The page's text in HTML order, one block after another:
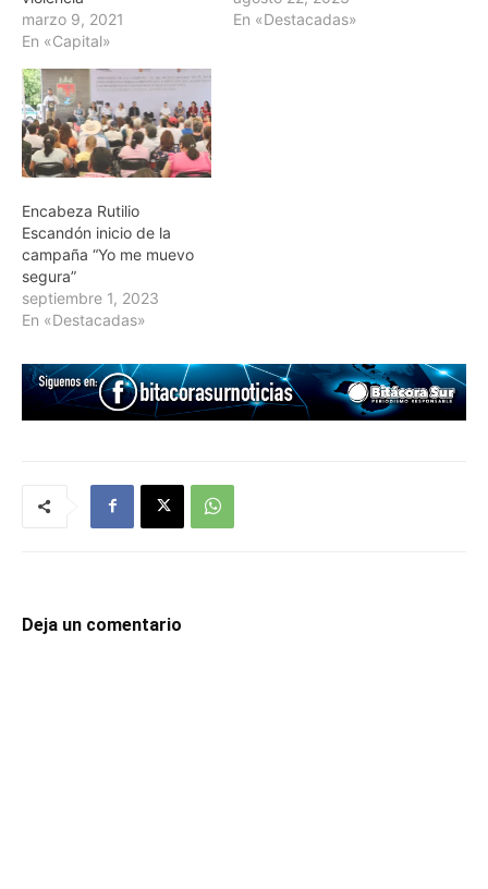
marzo 9, 2021
En «Capital»
En «Destacadas»
Encabeza Rutilio
Escandón inicio de la
campaña “Yo me muevo
segura”
septiembre 1, 2023
En «Destacadas»
Deja un comentario